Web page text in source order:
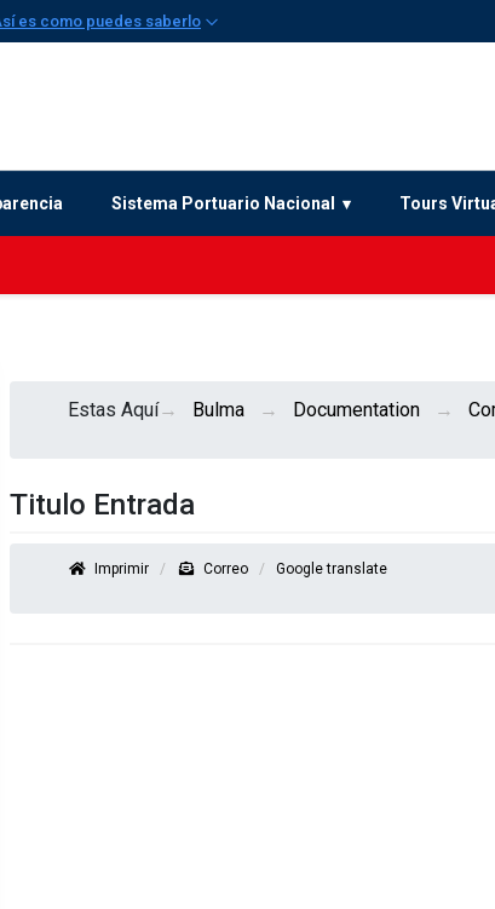
es como puedes saberlo
Sistema Portuario Nacional Tours
Estas Aquí Bulma Documentation
Titulo Entrada
Imprimir Correo Google translate